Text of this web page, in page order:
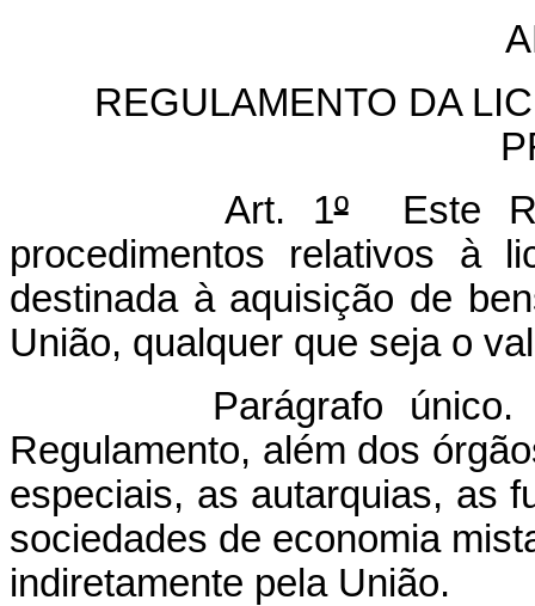
REGULAMENTO DA
Art. 1ºEste
procedimentos relativos à
destinada à aquisição de
União, qualquer que seja o
Parágrafo único.
Regulamento, além dos
especiais, as autarquias, as
sociedades de economia
indiretamente pela União.